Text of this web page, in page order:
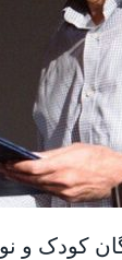
کودک و